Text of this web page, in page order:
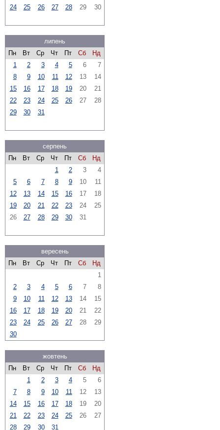
24
25 26 27 28 29 30
липень
Пн
Вт Ср Чт Пт Сб
Нд
1
2 3 4 5 6
7
8
9 10 11 12 13
14
15
16 17 18 19 20
21
22
23 24 25 26 27
28
29
30 31
серпень
Пн
Вт Ср Чт Пт Сб
Нд
1
2 3
4
5
6 7 8 9 10
11
12
13 14 15 16 17
18
19
20 21 22 23 24
25
26
27 28 29 30 31
вересень
Пн
Вт Ср Чт Пт Сб
Нд
1
2
3 4 5 6 7
8
9
10 11 12 13 14
15
16
17 18 19 20 21
22
23
24 25 26 27 28
29
30
жовтень
Пн
Вт Ср Чт Пт Сб
Нд
1
2 3 4 5
6
7
8 9 10 11 12
13
14
15 16 17 18 19
20
21
22 23 24 25 26
27
28
29 30 31